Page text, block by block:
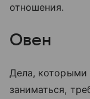
отношения.
Овен
Дела, которыми
заниматься,